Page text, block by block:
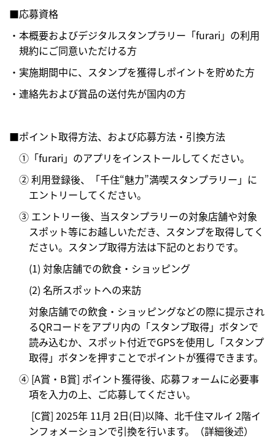
■応募資格
・本概要およびデジタルスタンプラリー「furari」の利用
規約にご同意いただける方
・実施期間中に、スタンプを獲得しポイントを貯めた方
・連絡先および賞品の送付先が国内の方
■ポイント取得方法、および応募方法・引換方法
①「furari」のアプリをインストールしてください。
② 利用登録後、「千住“魅力”満喫スタンプラリー」に
エントリーしてください。
③ エントリー後、当スタンプラリーの対象店舗や対象
スポット等にお越しいただき、スタンプを取得してく
ださい。スタンプ取得方法は下記のとおりです。
(1) 対象店舗での飲食・ショッピング
(2) 名所スポットへの来訪
対象店舗での飲食・ショッピングなどの際に提示され
るQRコードをアプリ内の「スタンプ取得」ボタンで
読み込むか、スポット付近でGPSを使用し「スタンプ
取得」ボタンを押すことでポイントが獲得できます。
④ [A賞・B賞] ポイント獲得後、応募フォームに必要事
項を入力の上、ご応募してください。
[C賞] 2025年 11月 2日(日)以降、北千住マルイ 2階イ
ンフォメーションで引換を行います。（詳細後述）